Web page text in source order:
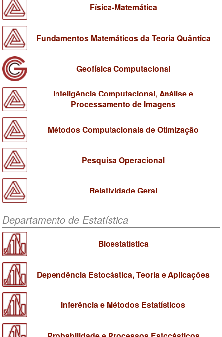
Física-Matemática
Fundamentos Matemáticos da Teoria Quântica
Geofísica Computacional
Inteligência Computacional, Análise e
Processamento de Imagens
Métodos Computacionais de Otimização
Pesquisa Operacional
Relatividade Geral
Departamento de Estatística
Bioestatística
Dependência Estocástica, Teoria e Aplicações
Inferência e Métodos Estatísticos